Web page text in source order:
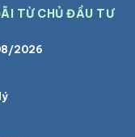
TỪ CHỦ ĐẦU TƯ
2026